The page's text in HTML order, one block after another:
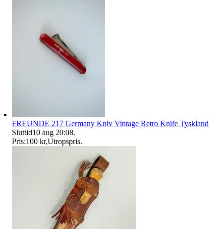
FREUNDE 217 Germany Kniv Vintage Retro Knife Tyskland
Sluttid10 aug 20:08.
Pris:100 kr,Utropspris.